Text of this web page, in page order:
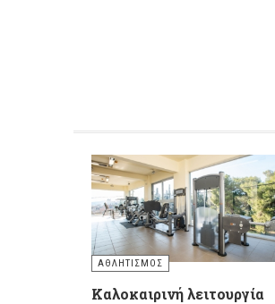
ΑΘΛΗΤΙΣΜΌΣ
Καλοκαιρινή λειτουργία